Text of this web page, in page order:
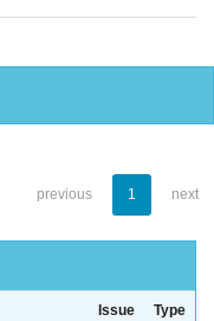
previous 1 next
Issue
Type